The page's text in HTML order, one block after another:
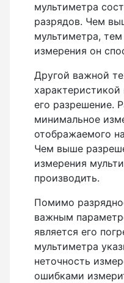
мультиметра
разрядов. Чем
мультиметра,
измерения он
Другой важной
его разрешение.
минимальное
отображаемого
Чем выше
измерения
производить.
Помимо
важным
является его
мультиметра
неточность
ошибками